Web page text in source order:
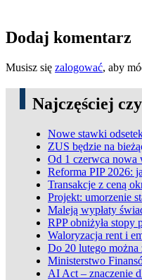
Dodaj komentarz
Musisz się zalogować, aby
Najczęściej
Nowe stawki
ZUS będzie na
Od 1 czerwca nowa
Reforma PIP 2026:
Transakcje z ceną
Projekt: umorzenie
Maleją wypłaty
RPP obniżyła stopy
Waloryzacja rent i
Do 20 lutego
Ministerstwo
AI Act – znaczenie